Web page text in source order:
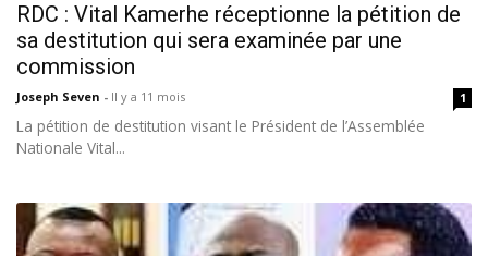
RDC : Vital Kamerhe réceptionne la pétition de
sa destitution qui sera examinée par une
commission
Joseph Seven - Il y a 11 mois 1
La pétition de destitution visant le Président de l’Assemblée
Nationale Vital...